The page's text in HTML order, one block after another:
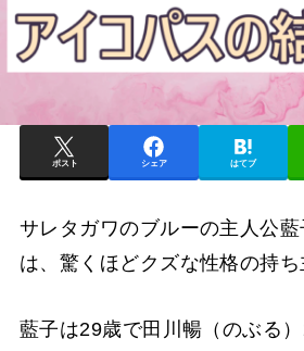
ポスト シェア はてブ
サレタガワのブルーの主人公藍
は、驚くほどクズな性格の持ち
藍子は29歳で田川暢（のぶる